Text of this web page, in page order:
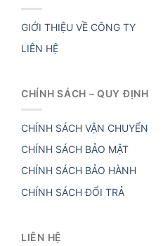
GIỚI THIỆU VỀ CÔNG TY
LIÊN HỆ
CHÍNH SÁCH – QUY ĐỊNH
CHÍNH SÁCH VẬN CHUYỂN
CHÍNH SÁCH BẢO MẬT
CHÍNH SÁCH BẢO HÀNH
CHÍNH SÁCH ĐỔI TRẢ
LIÊN HỆ